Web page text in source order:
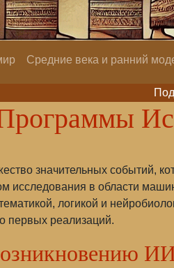
Средние века и ранний
значительных событий,
исследования в области
логикой и
первых реализаций.